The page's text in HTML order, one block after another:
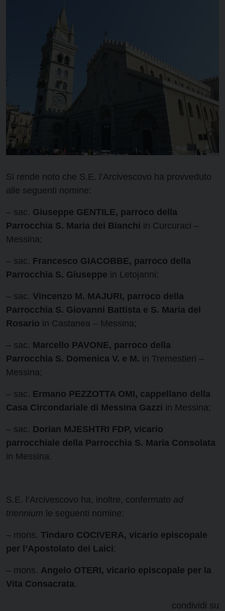
Si rende noto che S.E. l’Arcivescovo ha provveduto
alle seguenti nomine:
– sac. Giuseppe GENTILE, parroco della
Parrocchia S. Maria dei Bianchi in Curcuraci –
Messina;
– sac. Francesco GIACOBBE, parroco della
Parrocchia S. Giuseppe in Letojanni;
– sac. Vincenzo M. MAJURI, parroco della
Parrocchia S. Giovanni Battista e S. Maria del
Rosario in Castanea – Messina;
– sac. Marcello PAVONE, parroco della
Parrocchia S. Domenica V. e M. in Tremestieri –
Messina;
– sac. Ermano PEZZOTTA OMI, cappellano della
Casa Circondariale di Messina Gazzi in Messina;
– sac. Dorian MJESHTRI FDP, vicario
parrocchiale della Parrocchia S. Maria Consolata
in Messina.
S.E. l’Arcivescovo ha, inoltre, confermato ad
triennium le seguenti nomine:
– mons. Tindaro COCIVERA, vicario episcopale
per l’Apostolato dei Laici;
– mons. Angelo OTERI, vicario episcopale per la
Vita Consacrata.
condividi su